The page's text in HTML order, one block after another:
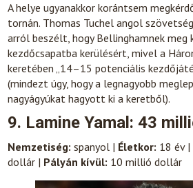
A helye ugyanakkor korántsem
tornán. Thomas Tuchel angol
arról beszélt, hogy Bellinghamnek meg
kezdőcsapatba kerülésért, mivel a
keretében „14–15 potenciális
(mindezt úgy, hogy a legnagyobb
nagyágyúkat hagyott ki a keretből).
9. Lamine Yamal: 43
Nemzetiség: spanyol | Életkor: 18 év |
dollár | Pályán kívül: 10 millió dollár